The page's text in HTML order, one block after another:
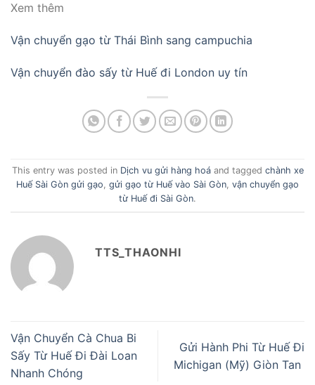
Xem thêm
Vận chuyển gạo từ Thái Bình sang campuchia
Vận chuyển đào sấy từ Huế đi London uy tín
This entry was posted in Dịch vu gửi hàng hoáand tagged chành xe
Huế Sài Gòn gửi gạo, gửi gạo từ Huế vào Sài Gòn, vận chuyển gạo
từ Huế đi Sài Gòn.
TTS_THAONHI
Vận Chuyển Cà Chua Bi
Sấy Từ Huế Đi Đài Loan
Nhanh Chóng
Gửi Hành Phi Từ Huế Đi
Michigan (Mỹ) Giòn Tan